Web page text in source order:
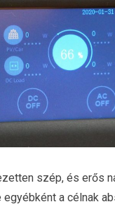
szép, és erős
egyébként a célnak